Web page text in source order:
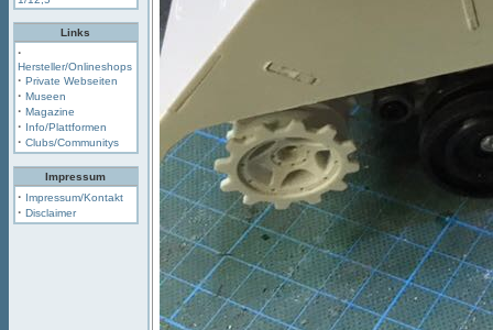
Links
·
Hersteller/Onlineshops
· Private Webseiten
· Museen
· Magazine
· Info/Plattformen
· Clubs/Communitys
Impressum
· Impressum/Kontakt
· Disclaimer